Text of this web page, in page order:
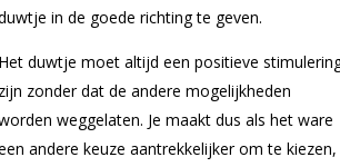
in de goede richting te geven.
Het duwtje moet altijd een positieve
zijn zonder dat de andere mogelijkheden
weggelaten. Je maakt dus als het ware
andere keuze aantrekkelijker om te kiezen,